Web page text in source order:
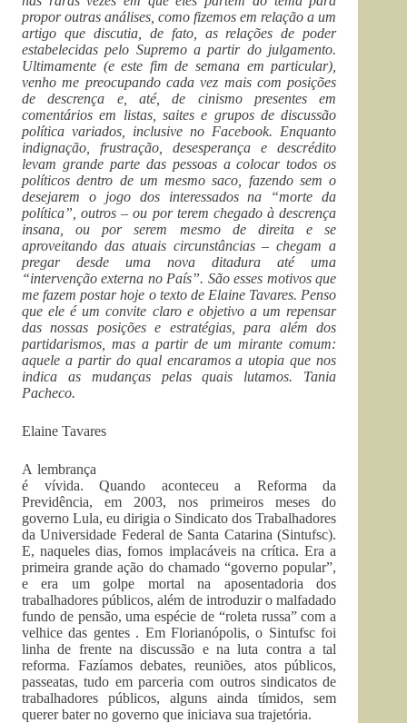
propor outras análises, como fizemos em relação a um
artigo que discutia, de fato, as relações de poder
estabelecidas pelo Supremo a partir do julgamento.
Ultimamente (e este fim de semana em particular),
venho me preocupando cada vez mais com posições
de descrença e, até, de cinismo presentes em
comentários em listas, saites e grupos de discussão
política variados, inclusive no Facebook. Enquanto
indignação, frustração, desesperança e descrédito
levam grande parte das pessoas a colocar todos os
políticos dentro de um mesmo saco, fazendo sem o
desejarem o jogo dos interessados na “morte da
política”, outros – ou por terem chegado à descrença
insana, ou por serem mesmo de direita e se
aproveitando das atuais circunstâncias – chegam a
pregar desde uma nova ditadura até uma
“intervenção externa no País”. São esses motivos que
me fazem postar hoje o texto de Elaine Tavares. Penso
que ele é um convite claro e objetivo a um repensar
das nossas posições e estratégias, para além dos
partidarismos, mas a partir de um mirante comum:
aquele a partir do qual encaramos a utopia que nos
indica as mudanças pelas quais lutamos. Tania
Pacheco.
Elaine Tavares
A lembrança
é vívida. Quando aconteceu a Reforma da
Previdência, em 2003, nos primeiros meses do
governo Lula, eu dirigia o Sindicato dos Trabalhadores
da Universidade Federal de Santa Catarina (Sintufsc).
E, naqueles dias, fomos implacáveis na crítica. Era a
primeira grande ação do chamado “governo popular”,
e era um golpe mortal na aposentadoria dos
trabalhadores públicos, além de introduzir o malfadado
fundo de pensão, uma espécie de “roleta russa” com a
velhice das gentes . Em Florianópolis, o Sintufsc foi
linha de frente na discussão e na luta contra a tal
reforma. Fazíamos debates, reuniões, atos públicos,
passeatas, tudo em parceria com outros sindicatos de
trabalhadores públicos, alguns ainda tímidos, sem
querer bater no governo que iniciava sua trajetória.